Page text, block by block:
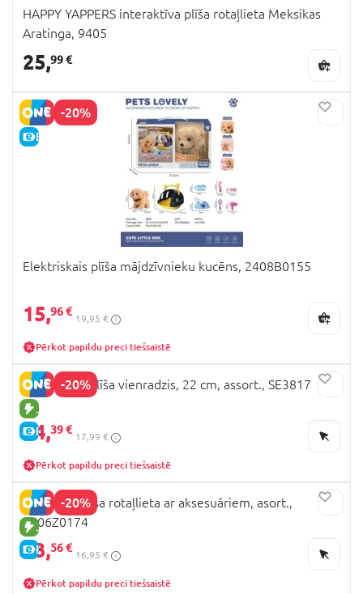
HAPPY YAPPERS interaktīva plīša rotaļlieta Meksikas
Aratinga, 9405
25,99 €
-20%
E-CENA
Elektriskais plīša mājdzīvnieku kucēns, 2408B0155
15,96 €
19,95 €
Pērkot papildu preci tiešsaistē
-20%
JAUNA PRECE
E-CENA
KEEL TOYS plīša vienradzis, 22 cm, assort., SE3817
14,39 €
17,99 €
Pērkot papildu preci tiešsaistē
-20%
JAUNA PRECE
E-CENA
Capybara plīša rotaļlieta ar aksesuāriem, asort.,
2506Z0174
13,56 €
16,95 €
Pērkot papildu preci tiešsaistē